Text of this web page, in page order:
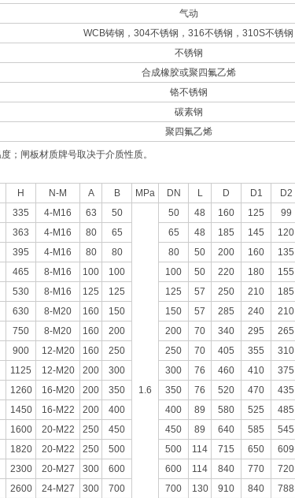
气动
WCB铸钢，304不锈钢，316不锈钢，310S不锈钢
不锈钢
合成橡胶或聚四氟乙烯
铬不锈钢
碳素钢
聚四氟乙烯
；闸板材质牌号取决于介质性质。
H N-M A B MPa DN L D D1 D2
335 4-M16 63 50
1.6
50 48 160 125 99
363 4-M16 80 65 65 48 185 145 120
395 4-M16 80 80 80 50 200 160 135
465 8-M16 100 100 100 50 220 180 155
530 8-M16 125 125 125 57 250 210 185
630 8-M20 160 150 150 57 285 240 210
750 8-M20 160 200 200 70 340 295 265
900 12-M20 160 250 250 70 405 355 310
1125 12-M20 200 300 300 76 460 410 375
1260 16-M20 200 350 350 76 520 470 435
1450 16-M22 200 400 400 89 580 525 485
1600 20-M22 250 450 450 89 640 585 545
1820 20-M22 250 500 500 114 715 650 609
2300 20-M27 300 600 600 114 840 770 720
2600 24-M27 300 700 700 130 910 840 788